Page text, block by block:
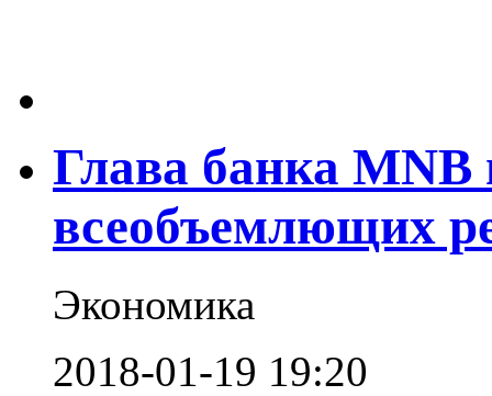
Глава банка MNB
всеобъемлющих
Экономика
2018-01-19 19:20